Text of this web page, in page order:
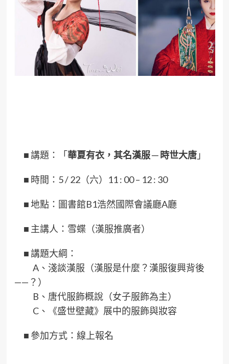
■講題：「華夏有衣，其名漢服 ─ 時世大唐」
■ 時間：5 / 22（六）11 : 00 – 12 : 30
■地點：圖書館B1浩然國際會議廳A廳
■ 主講人：雪蝶（漢服推廣者）
■講題大綱：
A、淺談漢服（漢服是什麼？漢服復興背後
——？）
B、唐代服飾概說（女子服飾為主）
C、《盛世壁藏》展中的服飾與妝容
■ 參加方式：線上報名